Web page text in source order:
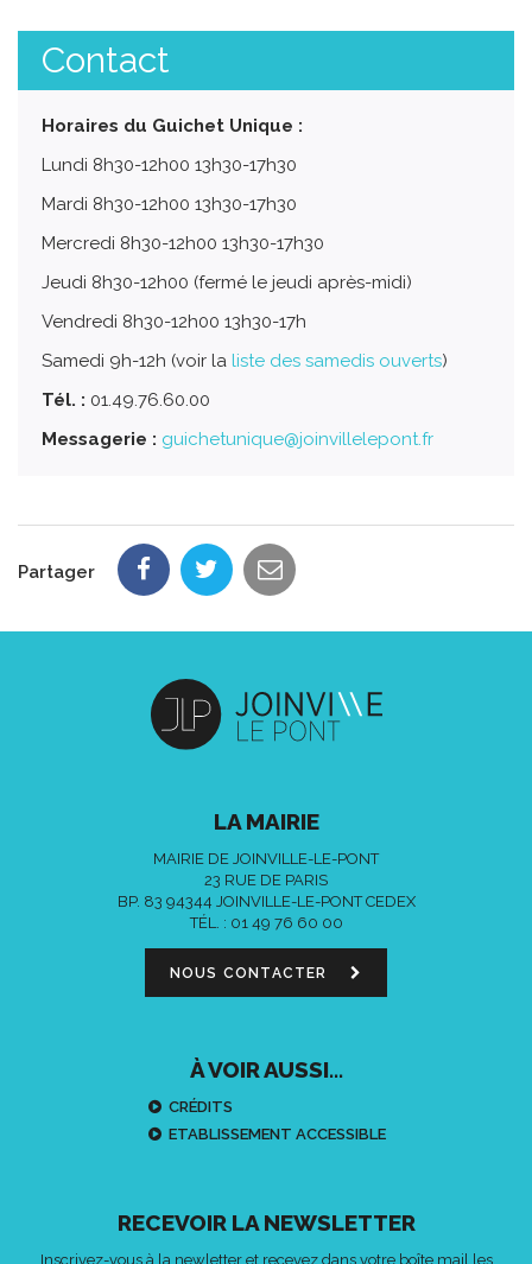
Contact
Horaires du Guichet Unique :
Lundi 8h30-12h00 13h30-17h30
Mardi 8h30-12h00 13h30-17h30
Mercredi 8h30-12h00 13h30-17h30
Jeudi 8h30-12h00 (fermé le jeudi après-midi)
Vendredi 8h30-12h00 13h30-17h
Samedi 9h-12h (voir la liste des samedis ouverts)
Tél. : 01.49.76.60.00
Messagerie : guichetunique@joinvillelepont.fr
Partager
LA MAIRIE
MAIRIE DE JOINVILLE-LE-PONT
23 RUE DE PARIS
BP. 83 94344 JOINVILLE-LE-PONT CEDEX
TÉL. : 01 49 76 60 00
NOUS CONTACTER
À VOIR AUSSI...
CRÉDITS
ETABLISSEMENT ACCESSIBLE
RECEVOIR LA NEWSLETTER
Inscrivez-vous à la newletter et recevez dans votre boîte mail les